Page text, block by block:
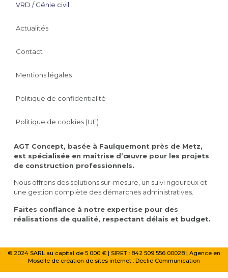
VRD / Génie civil
Actualités
Contact
Mentions légales
Politique de confidentialité
Politique de cookies (UE)
AGT Concept, basée à Faulquemont près de Metz,
est spécialisée en maîtrise d’œuvre pour les projets
de construction professionnels.
Nous offrons des solutions sur-mesure, un suivi rigoureux et
une gestion complète des démarches administratives.
Faites confiance à notre expertise pour des
réalisations de qualité, respectant délais et budget.
© 2024 SARL au capital de 5 000 € | SIRET : 842 509 556 00028 | Agence en
Moselle de création de sites internet : Déclic Communication